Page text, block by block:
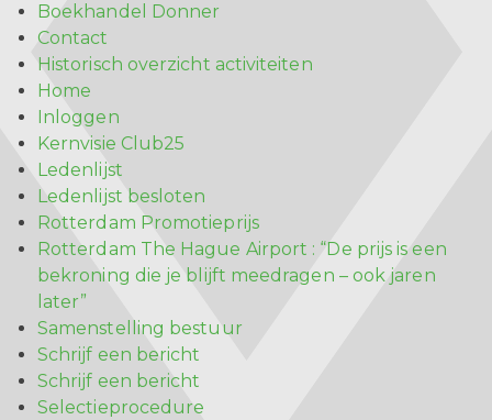
Boekhandel Donner
Contact
Historisch overzicht activiteiten
Home
Inloggen
Kernvisie Club25
Ledenlijst
Ledenlijst besloten
Rotterdam Promotieprijs
Rotterdam The Hague Airport : “De prijs is een
bekroning die je blijft meedragen – ook jaren
later”
Samenstelling bestuur
Schrijf een bericht
Schrijf een bericht
Selectieprocedure